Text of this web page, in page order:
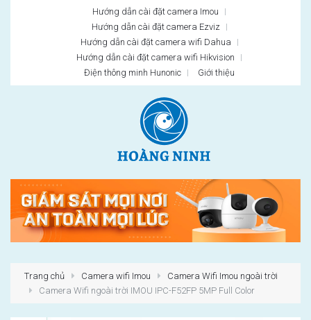
Hướng dẫn cài đặt camera Imou
Hướng dẫn cài đặt camera Ezviz
Hướng dẫn cài đặt camera wifi Dahua
Hướng dẫn cài đặt camera wifi Hikvision
Điện thông minh Hunonic
Giới thiệu
Trang chủ Camera wifi Imou
Camera Wifi Imou ngoài trời
Camera Wifi ngoài trời IMOU IPC-F52FP 5MP Full Color